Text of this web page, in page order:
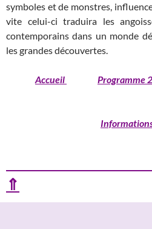
symboles et de monstres,
vite celui-ci traduira les
contemporains dans un monde
les grandes découvertes.
Accueil Programme
⇑